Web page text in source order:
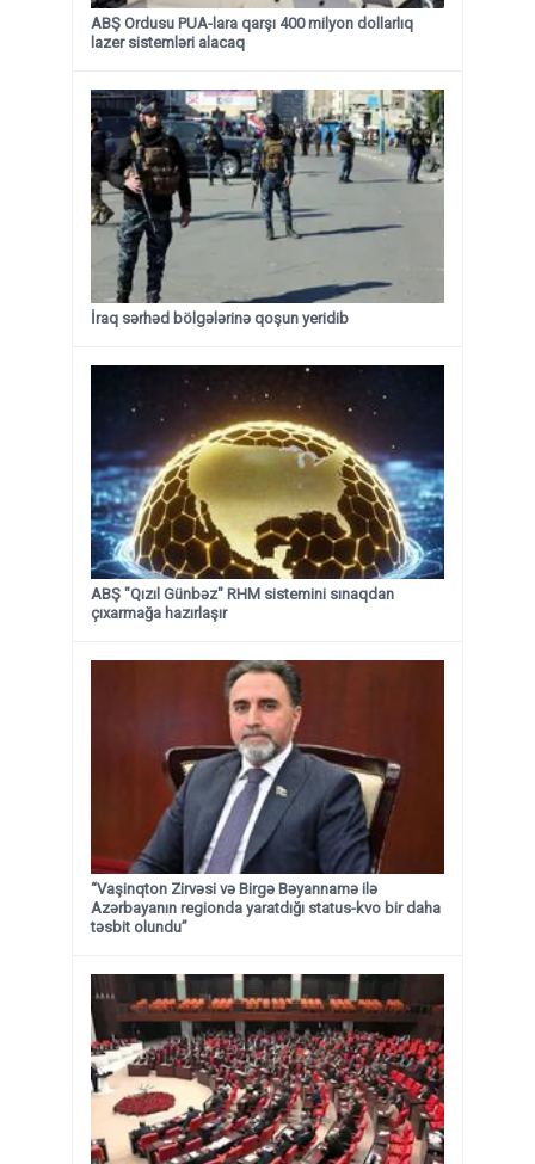
ABŞ Ordusu PUA-lara qarşı 400 milyon dollarlıq
lazer sistemləri alacaq
İraq sərhəd bölgələrinə qoşun yeridib
ABŞ "Qızıl Günbəz" RHM sistemini sınaqdan
çıxarmağa hazırlaşır
“Vaşinqton Zirvəsi və Birgə Bəyannamə ilə
Azərbayanın regionda yaratdığı status-kvo bir daha
təsbit olundu”